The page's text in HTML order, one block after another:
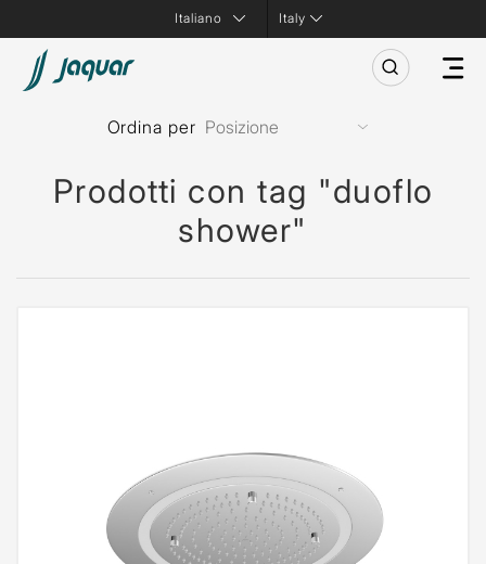
Italy
Prodotti con tag "duoflo
shower"
Ordina per